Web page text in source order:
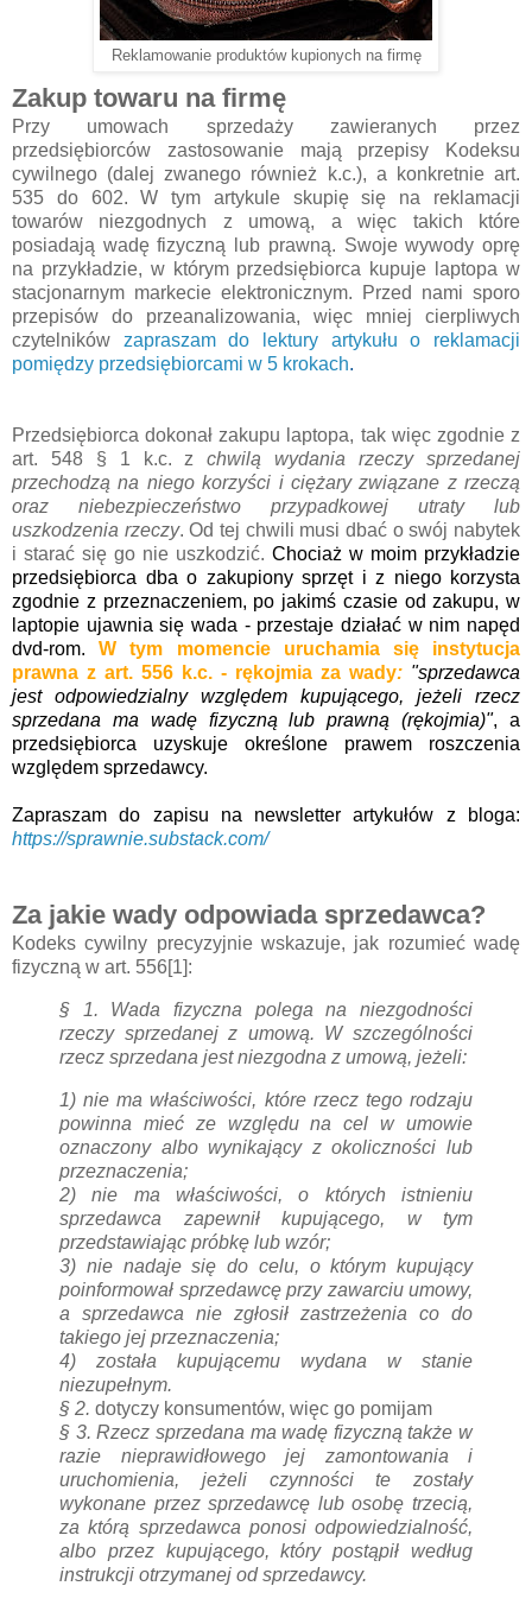
Reklamowanie produktów kupionych na firmę
Zakup towaru na firmę
Przy umowach sprzedaży zawieranych przez
przedsiębiorców zastosowanie mają przepisy Kodeksu
cywilnego (dalej zwanego również k.c.), a konkretnie art.
535 do 602. W tym artykule skupię się na reklamacji
towarów niezgodnych z umową, a więc takich które
posiadają wadę fizyczną lub prawną. Swoje wywody oprę
na przykładzie, w którym przedsiębiorca kupuje laptopa w
stacjonarnym markecie elektronicznym. Przed nami sporo
przepisów do przeanalizowania, więc mniej cierpliwych
czytelników
zapraszam do lektury artykułu o reklamacji
pomiędzy przedsiębiorcami w 5 krokach.
Przedsiębiorca dokonał zakupu laptopa, tak więc zgodnie z
art. 548 § 1 k.c. zchwilą wydania rzeczy sprzedanej
przechodzą na niego korzyści i ciężary związane z rzeczą
oraz niebezpieczeństwo przypadkowej utraty lub
uszkodzenia rzeczy. Od tej chwili musi dbać o swój nabytek
i starać się go nie uszkodzić. Chociaż w moim przykładzie
przedsiębiorca dba o zakupiony sprzęt i z niego korzysta
zgodnie z przeznaczeniem, po jakimś czasie od zakupu, w
laptopie ujawnia się wada - przestaje działać w nim napęd
dvd-rom.W tym momencie uruchamia się instytucja
prawna z art. 556 k.c. - rękojmia za wady: "sprzedawca
jest odpowiedzialny względem kupującego, jeżeli rzecz
sprzedana ma wadę fizyczną lub prawną (rękojmia)",
a
przedsiębiorca uzyskuje określone prawem roszczenia
względem sprzedawcy.
Zapraszam do zapisu na newsletter artykułów z bloga:
https://sprawnie.substack.com/
Za jakie wady odpowiada sprzedawca?
Kodeks cywilny precyzyjnie wskazuje, jak rozumieć wadę
fizyczną w art. 556[1]:
§ 1. Wada fizyczna polega na niezgodności
rzeczy sprzedanej z umową. W szczególności
rzecz sprzedana jest niezgodna z umową, jeżeli:
1)nie ma właściwości, które rzecz tego rodzaju
powinna mieć ze względu na cel w umowie
oznaczony albo wynikający z okoliczności lub
przeznaczenia;
2)nie ma właściwości, o których istnieniu
sprzedawca zapewnił kupującego, w tym
przedstawiając próbkę lub wzór;
3) nie nadaje się do celu, o którym kupujący
poinformował sprzedawcę przy zawarciu umowy,
a sprzedawca nie zgłosił zastrzeżenia co do
takiego jej przeznaczenia;
4) została kupującemu wydana w stanie
niezupełnym.
§ 2. dotyczy konsumentów, więc go pomijam
§ 3.Rzecz sprzedana ma wadę fizyczną także w
razie nieprawidłowego jej zamontowania i
uruchomienia, jeżeli czynności te zostały
wykonane przez sprzedawcę lub osobę trzecią,
za którą sprzedawca ponosi odpowiedzialność,
albo przez kupującego, który postąpił według
instrukcji otrzymanej od sprzedawcy.